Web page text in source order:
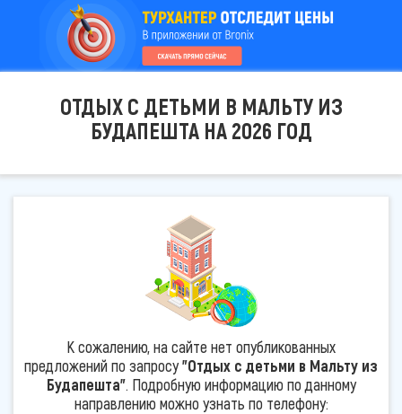
ОТДЫХ С ДЕТЬМИ В МАЛЬТУ ИЗ
БУДАПЕШТА НА 2026 ГОД
К сожалению, на сайте нет опубликованных
предложений по запросу"Отдых с детьми в Мальту из
Будапешта". Подробную информацию по данному
направлению можно узнать по телефону: